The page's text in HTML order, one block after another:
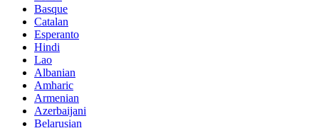
Basque
Catalan
Esperanto
Hindi
Lao
Albanian
Amharic
Armenian
Azerbaijani
Belarusian